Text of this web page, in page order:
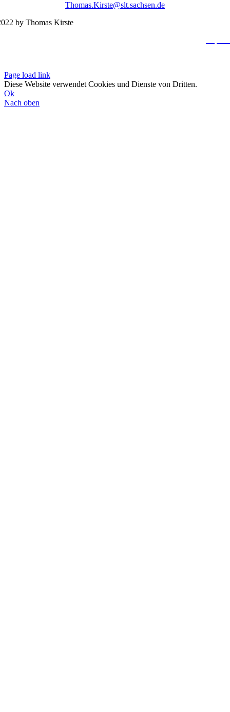
Thomas.Kirste@slt.sachsen.de
by Thomas Kirste
Page load link
Diese Website verwendet Cookies und Dienste von Dritten.
Ok
Nach oben